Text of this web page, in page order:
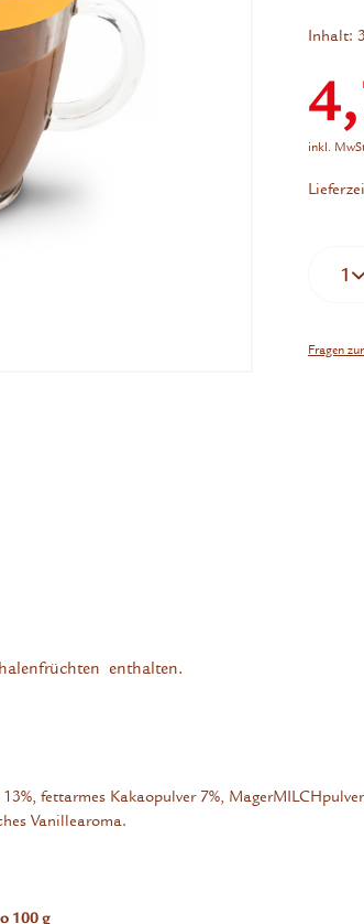
Inhalt:
inkl.
Fragen
enthalten.
fettarmes Kakaopulver 7%,
Vanillearoma.
100 g